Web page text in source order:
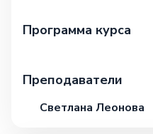
Программа курса
Преподаватели
Светлана Леонова